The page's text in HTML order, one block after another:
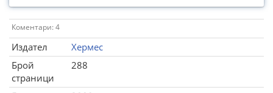
Коментари: 4
Издател
Хермес
Брой
страници
288